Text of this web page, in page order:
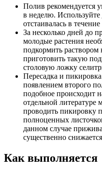
Полив рекомендуется
в неделю. Используйте
отстаивалась в течение
За несколько дней до
молодые растения
подкормить
приготовить такую
столовую ложку
Пересадка и
появлением второго
подобное происходит
отдельной литературе
проводить пикировку
полноценных
данном случае
существенно
Как выполняется